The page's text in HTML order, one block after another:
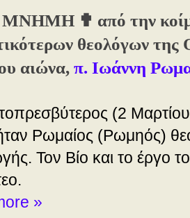
✟ από την
θεολόγων της
αιώνα, π. Ιωάννη
(2
Ρωμαίος (Ρωμηός)
Τον Βίο και το έργο
»